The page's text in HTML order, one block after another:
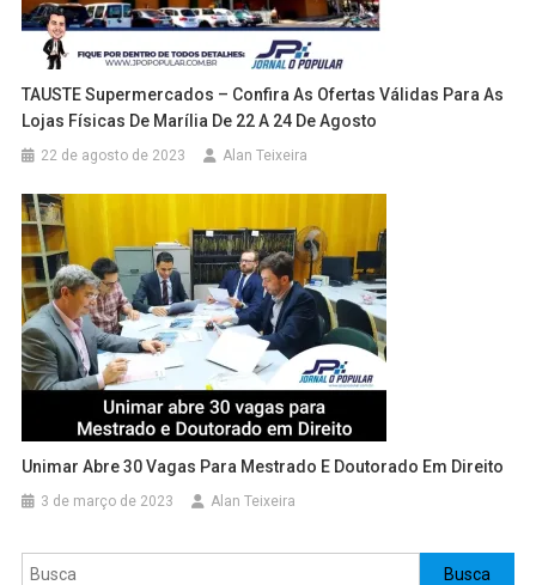
TAUSTE Supermercados – Confira As Ofertas Válidas Para As
Lojas Físicas De Marília De 22 A 24 De Agosto
22 de agosto de 2023 Alan Teixeira
Unimar Abre 30 Vagas Para Mestrado E Doutorado Em Direito
3 de março de 2023 Alan Teixeira
Pesquisar Busca